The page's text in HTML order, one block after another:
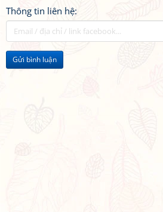
Thông tin liên hệ:
Gửi bình luận